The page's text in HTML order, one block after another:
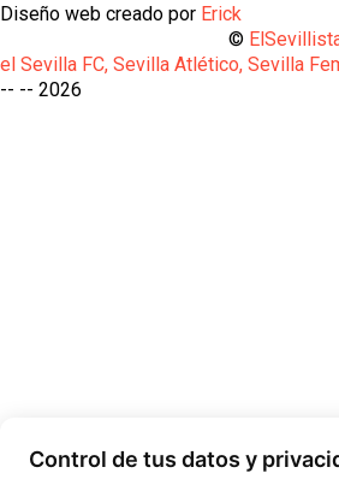
Diseño web creado por Erick
©
el Sevilla FC, Sevilla Atlético, Sevilla
-- --
Control de tus datos y
2026